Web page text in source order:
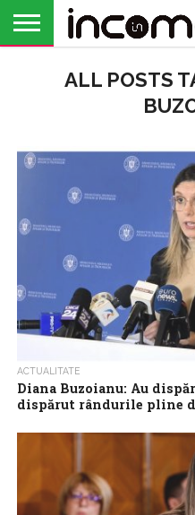
PROFIL DE
ANTREPRENOR
BUSINESS
ANALIZE
OPINII
FINANȚE
PERSONALE
LIBERALL POSTS
ACTUALITATE
Diana Buzoianu: Au
dispărut rândurile pline
Ministrul interimar al Mediului,
seară, că vor fi mai multe